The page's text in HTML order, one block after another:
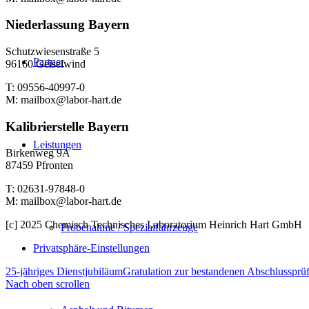
Partner
Leistungen
Probenahme / Spezialfahrzeuge
Niederlassung Bayern
Schutzwiesenstraße 5
96160 Geiselwind
T: 09556-40997-0
M: mailbox@labor-hart.de
Kalibrierstelle Bayern
Birkenweg 9A
87459 Pfronten
T: 02631-97848-0
M: mailbox@labor-hart.de
[c] 2025 Chemisch Technisches Laboratorium Heinrich Hart GmbH
Privatsphäre-Einstellungen
25-jähriges DienstjubiläumGratulation zur bestandenen
Nach oben scrollen